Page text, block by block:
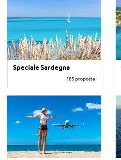
Speciale Sardegna
185 proposte